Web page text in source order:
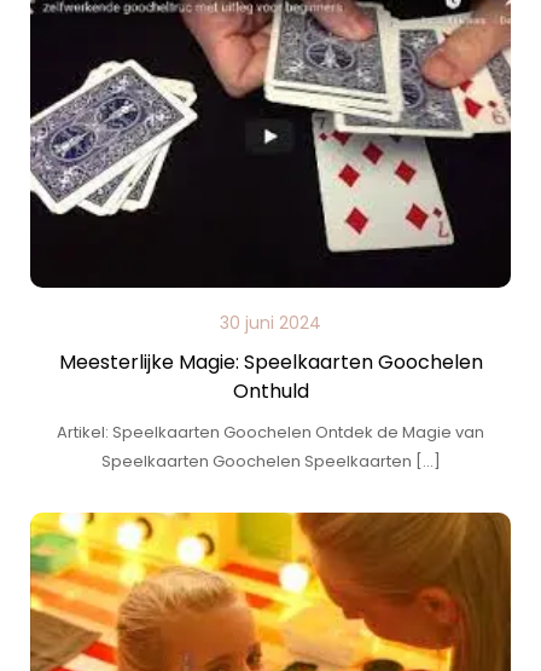
30 juni 2024
Meesterlijke Magie: Speelkaarten Goochelen
Onthuld
Artikel: Speelkaarten Goochelen Ontdek de Magie van
Speelkaarten Goochelen Speelkaarten […]